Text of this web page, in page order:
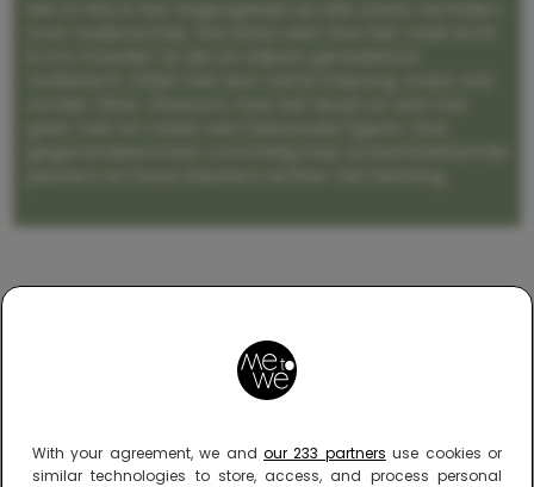
With your agreement, we and our 233 partners use cookies or
similar technologies to store, access, and process personal